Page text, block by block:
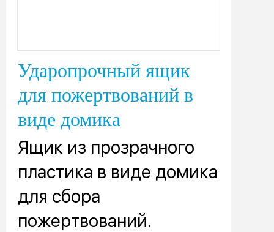
Ударопрочный ящик
для пожертвований в
виде домика
Ящик из прозрачного
пластика в виде домика
для сбора
пожертвований.